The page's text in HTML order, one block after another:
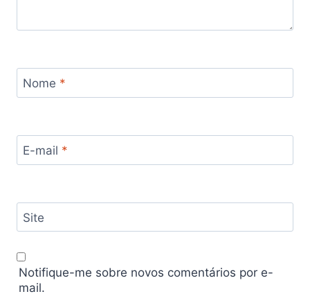
Nome *
E-mail *
Site
Notifique-me sobre novos comentários por e-
mail.